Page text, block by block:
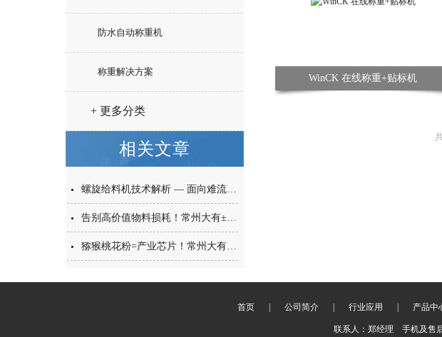
防水自动称重机
称重解决方案
+ 更多分类
相关文章
螺旋给料机技术解析 — 面向难流动性粉体的微量高精度称重给料解决方案
告别高价值物料损耗！常州大有±0.001g西林瓶分装，让每一毫克都物尽其用
猕猴桃花粉=产业芯片！常州大有花粉分装机，守住每一克“植物黄金”的价值
WinCK 在线称重+贴标机
首页 公司简介 行业应用 产品中
联系人：郑经理 手机及售后